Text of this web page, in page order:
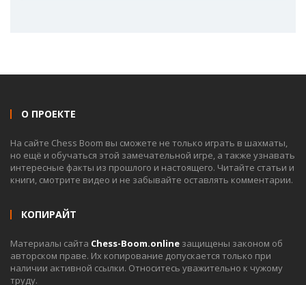
О ПРОЕКТЕ
На сайте Chess Boom вы сможете не только играть в шахматы,
но ещё и обучаться этой замечательной игре, а также узнавать
интересные факты из прошлого и настоящего. Читайте статьи и
книги, смотрите видео и не забывайте оставлять комментарии.
КОПИРАЙТ
Материалы сайта Chess-Boom.online защищены законом об
авторском праве. Их копирование допускается только при
наличии активной ссылки. Относитесь уважительно к чужому
труду.